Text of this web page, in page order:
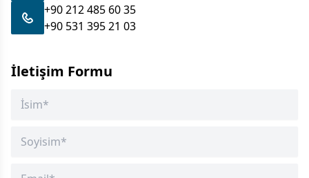
+90 212 485 60 35
+90 531 395 21 03
İletişim Formu